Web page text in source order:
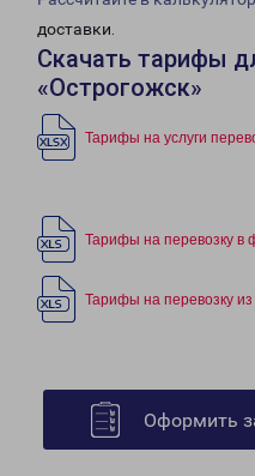
доставки.
Скачать тарифы
«Острогожск»
Тарифы на услуги
Тарифы на перевозку в
Тарифы на перевозку
Оформить